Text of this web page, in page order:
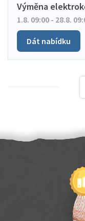
Výměna
1.8. 09:00 - 28.8.
Dát nabídku